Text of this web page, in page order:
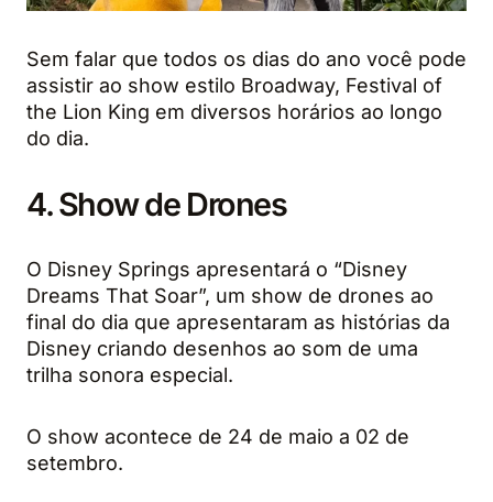
Sem falar que todos os dias do ano você pode
assistir ao show estilo Broadway, Festival of
the Lion King em diversos horários ao longo
do dia.
4. Show de Drones
O Disney Springs apresentará o “Disney
Dreams That Soar”, um show de drones ao
final do dia que apresentaram as histórias da
Disney criando desenhos ao som de uma
trilha sonora especial.
O show acontece de 24 de maio a 02 de
setembro.